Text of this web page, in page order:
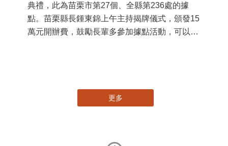
典禮，此為苗栗市第27個、全縣第236處的據
點。苗栗縣長鍾東錦上午主持揭牌儀式，頒發15
萬元開辦費，鼓勵長輩多參加據點活動，可以更
更多